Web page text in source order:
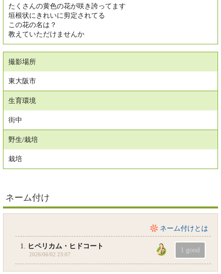
たくさんの黄色の花が咲き誇ってます
垣根状にきれいに剪定されてる
この花の名は？
教えていただけませんか
撮影場所
東大阪市
生育環境
街中
野生/栽培
栽培
ネーム付け
ネーム付けとは
1. ヒペリカム・ヒドコート
2026/06/02 23:07